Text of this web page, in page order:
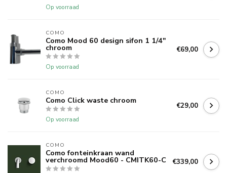
Op voorraad
COMO
Como Mood 60 design sifon 1 1/4"
chroom
Op voorraad
€69,00
COMO
Como Click waste chroom
Op voorraad
€29,00
COMO
Como fonteinkraan wand
verchroomd Mood60 - CMITK60-C €339,00